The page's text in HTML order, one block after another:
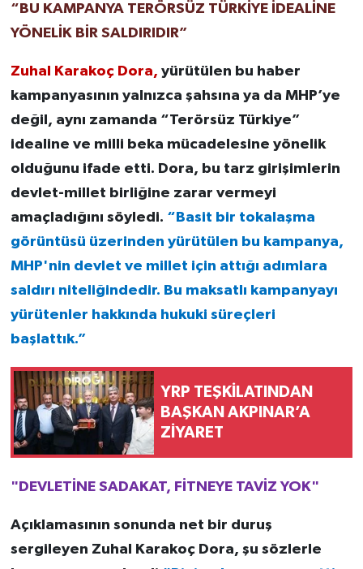
“BU KAMPANYA TERÖRSÜZ TÜRKİYE İDEALİNE
YÖNELİK BİR SALDIRIDIR”
Zuhal Karakoç Dora, yürütülen bu haber
kampanyasının yalnızca şahsına ya da MHP’ye
değil, aynı zamanda “Terörsüz Türkiye”
idealine ve milli beka mücadelesine yönelik
olduğunu ifade etti. Dora, bu tarz girişimlerin
devlet-millet birliğine zarar vermeyi
amaçladığını söyledi. “Basit bir tokalaşma
görüntüsü üzerinden yürütülen bu kampanya,
MHP'nin devlet ve millet için attığı adımlara
saldırı niteliğindedir. Bu maksatlı kampanyayı
yürütenler hakkında hukuki süreçleri
başlattık.”
YRP TEŞKİLATINDAN
BAŞKAN AKPINAR’A
ZİYARET
"DEVLETİNE SADAKAT, FİTNEYE TAVİZ YOK"
Açıklamasının sonunda net bir duruş
sergileyen Zuhal Karakoç Dora, şu sözlerle